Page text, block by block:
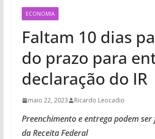
ECONOMIA
Faltam 10 dias
do prazo para
declaração do IR
maio 22, 2023 Ricardo Leocadio
Preenchimento e entrega podem ser
da Receita Federal